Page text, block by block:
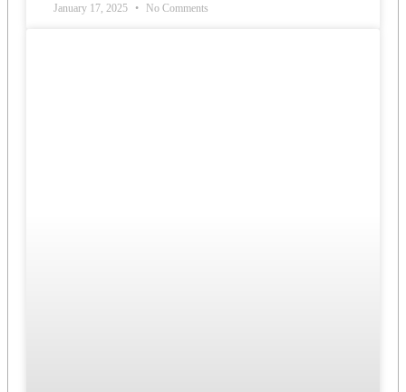
January 17, 2025 No Comments